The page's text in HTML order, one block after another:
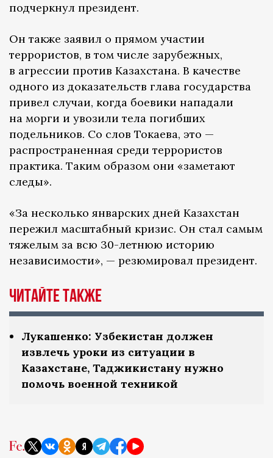
подчеркнул президент.
Он также заявил о прямом участии
террористов, в том числе зарубежных,
в агрессии против Казахстана. В качестве
одного из доказательств глава государства
привел случаи, когда боевики нападали
на морги и увозили тела погибших
подельников. Со слов Токаева, это —
распространенная среди террористов
практика. Таким образом они «заметают
следы».
«За несколько январских дней Казахстан
пережил масштабный кризис. Он стал самым
тяжелым за всю 30-летнюю историю
независимости», — резюмировал президент.
ЧИТАЙТЕ ТАКЖЕ
Лукашенко: Узбекистан должен
извлечь уроки из ситуации в
Казахстане, Таджикистану нужно
помочь военной техникой